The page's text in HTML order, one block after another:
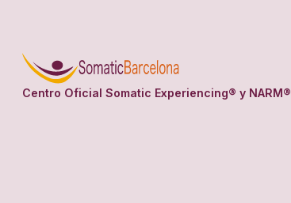
Centro Oficial Somatic Experiencing® y NARM®